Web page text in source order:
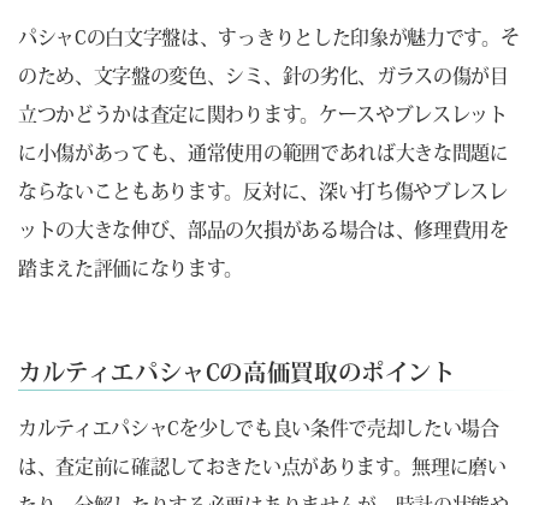
パシャCの白文字盤は、すっきりとした印象が魅力です。そ
のため、文字盤の変色、シミ、針の劣化、ガラスの傷が目
立つかどうかは査定に関わります。ケースやブレスレット
に小傷があっても、通常使用の範囲であれば大きな問題に
ならないこともあります。反対に、深い打ち傷やブレスレ
ットの大きな伸び、部品の欠損がある場合は、修理費用を
踏まえた評価になります。
カルティエパシャCの高価買取のポイント
カルティエパシャCを少しでも良い条件で売却したい場合
は、査定前に確認しておきたい点があります。無理に磨い